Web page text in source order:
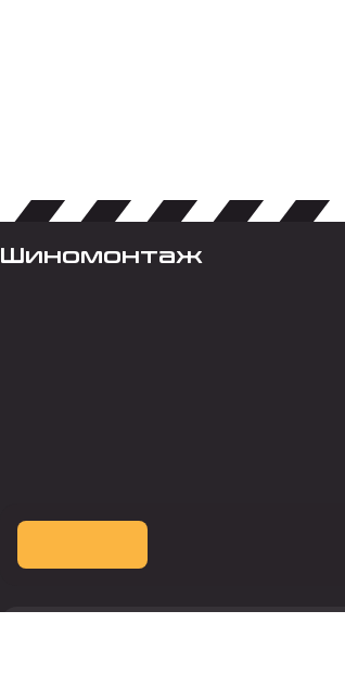
Шиномонтаж